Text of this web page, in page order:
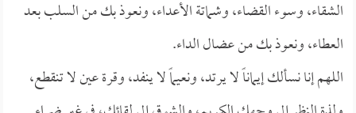
الشقاء، وسوء القضاء، وشماتة الأعداء، ونعوذ بك من السلب بعد
العطاء، ونعوذ بك من عضال الداء.
اللهم إنا نسألك إيماناً لا يرتد، ونعيماً لا ينفد، وقرة عين لا تنقطع،